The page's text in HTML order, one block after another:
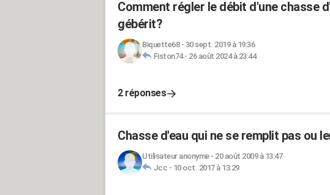
Comment régler le débit d'une chasse
gébérit?
Biquette68- 30 sept. 2019 à 19:36
Fiston74- 26 août 2024 à 23:44
2 réponses
Chasse d'eau qui ne se remplit pas ou
Utilisateur anonyme- 20 août 2009 à 13:47
Jcc - 10 oct. 2017 à 13:29